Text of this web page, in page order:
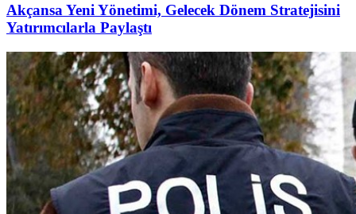
Akçansa Yeni Yönetimi, Gelecek Dönem Stratejisini
Yatırımcılarla Paylaştı